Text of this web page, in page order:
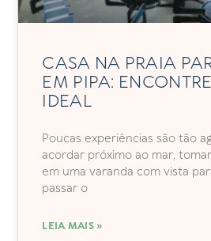
CASA NA PRAIA
EM PIPA:
IDEAL
Poucas experiências são tão
acordar próximo ao mar,
em uma varanda com vista
passar o
LEIA MAIS »